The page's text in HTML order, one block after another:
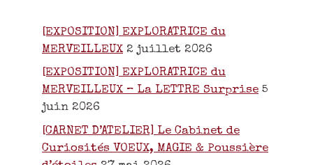
[EXPOSITION] EXPLORATRICE du
MERVEILLEUX 2 juillet 2026
[EXPOSITION] EXPLORATRICE du
MERVEILLEUX – La LETTRE Surprise 5
juin 2026
[CARNET D’ATELIER] Le Cabinet de
Curiosités VOEUX, MAGIE & Poussière